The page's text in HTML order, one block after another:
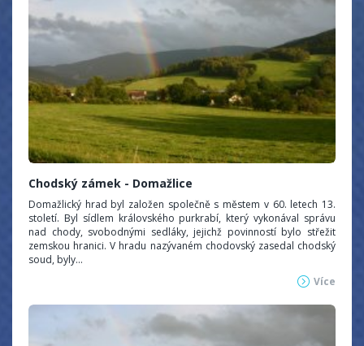
Chodský zámek - Domažlice
Domažlický hrad byl založen společně s městem v 60. letech 13.
století. Byl sídlem královského purkrabí, který vykonával správu
nad chody, svobodnými sedláky, jejichž povinností bylo střežit
zemskou hranici. V hradu nazývaném chodovský zasedal chodský
soud, byly...
Více